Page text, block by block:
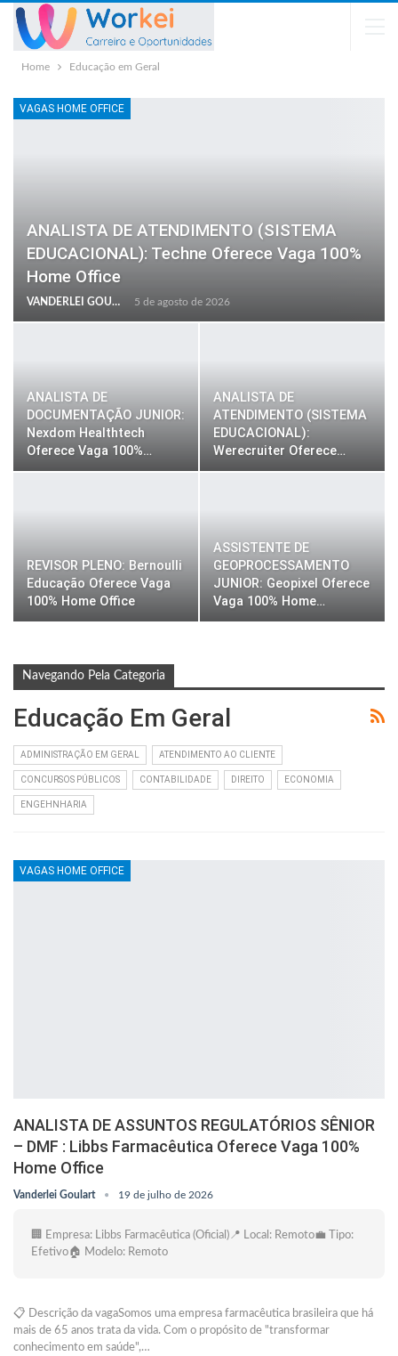
Home Educação em Geral
VAGAS HOME OFFICE
ANALISTA DE ATENDIMENTO (SISTEMA
EDUCACIONAL): Techne Oferece Vaga 100%
Home Office
VANDERLEI GOULART 5 de agosto de 2026
ANALISTA DE
DOCUMENTAÇÃO JUNIOR:
Nexdom Healthtech
Oferece Vaga 100%…
ANALISTA DE
ATENDIMENTO (SISTEMA
EDUCACIONAL):
Werecruiter Oferece…
REVISOR PLENO: Bernoulli
Educação Oferece Vaga
100% Home Office
ASSISTENTE DE
GEOPROCESSAMENTO
JUNIOR: Geopixel Oferece
Vaga 100% Home…
Navegando Pela Categoria
Educação Em Geral
ADMINISTRAÇÃO EM GERAL ATENDIMENTO AO CLIENTE
CONCURSOS PÚBLICOS CONTABILIDADE DIREITO ECONOMIA
ENGEHNHARIA
VAGAS HOME OFFICE
ANALISTA DE ASSUNTOS REGULATÓRIOS SÊNIOR
– DMF : Libbs Farmacêutica Oferece Vaga 100%
Home Office
Vanderlei Goulart 19 de julho de 2026
🏢 Empresa: Libbs Farmacêutica (Oficial)📍 Local: Remoto💼 Tipo:
Efetivo🏠 Modelo: Remoto
📋 Descrição da vagaSomos uma empresa farmacêutica brasileira que há
mais de 65 anos trata da vida. Com o propósito de "transformar
conhecimento em saúde",…